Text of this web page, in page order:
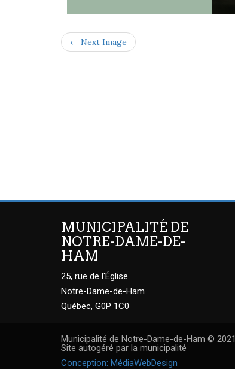
← Next Image
MUNICIPALITÉ DE
NOTRE-DAME-DE-
HAM
25, rue de l'Église
Notre-Dame-de-Ham
Québec, G0P 1C0
Municipalité de Notre-Dame-de-Ham © 2021
Site autogéré par la municipalité
Conception: MédiaWebDesign